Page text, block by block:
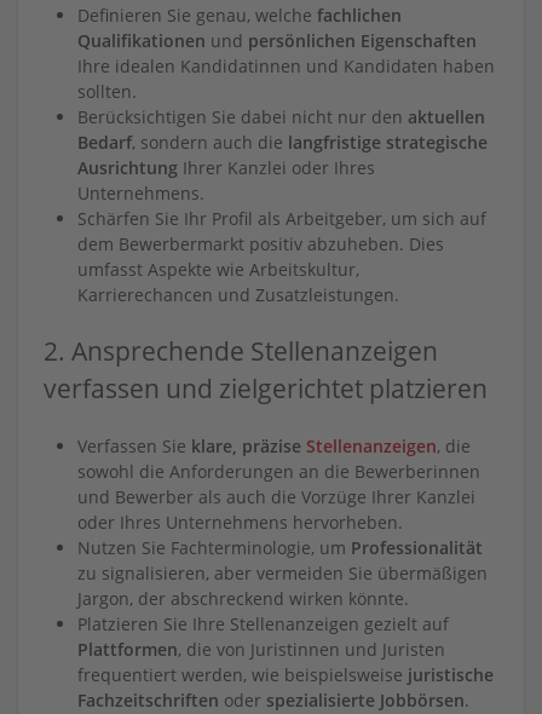
Definieren Sie genau, welche fachlichen
Qualifikationen und persönlichen Eigenschaften
Ihre idealen Kandidatinnen und Kandidaten haben
sollten.
Berücksichtigen Sie dabei nicht nur den aktuellen
Bedarf, sondern auch die langfristige strategische
Ausrichtung Ihrer Kanzlei oder Ihres
Unternehmens.
Schärfen Sie Ihr Profil als Arbeitgeber, um sich auf
dem Bewerbermarkt positiv abzuheben. Dies
umfasst Aspekte wie Arbeitskultur,
Karrierechancen und Zusatzleistungen.
2. Ansprechende Stellenanzeigen
verfassen und zielgerichtet platzieren
Verfassen Sie klare, präzise Stellenanzeigen, die
sowohl die Anforderungen an die Bewerberinnen
und Bewerber als auch die Vorzüge Ihrer Kanzlei
oder Ihres Unternehmens hervorheben.
Nutzen Sie Fachterminologie, um Professionalität
zu signalisieren, aber vermeiden Sie übermäßigen
Jargon, der abschreckend wirken könnte.
Platzieren Sie Ihre Stellenanzeigen gezielt auf
Plattformen, die von Juristinnen und Juristen
frequentiert werden, wie beispielsweise juristische
Fachzeitschriften oder spezialisierte Jobbörsen.